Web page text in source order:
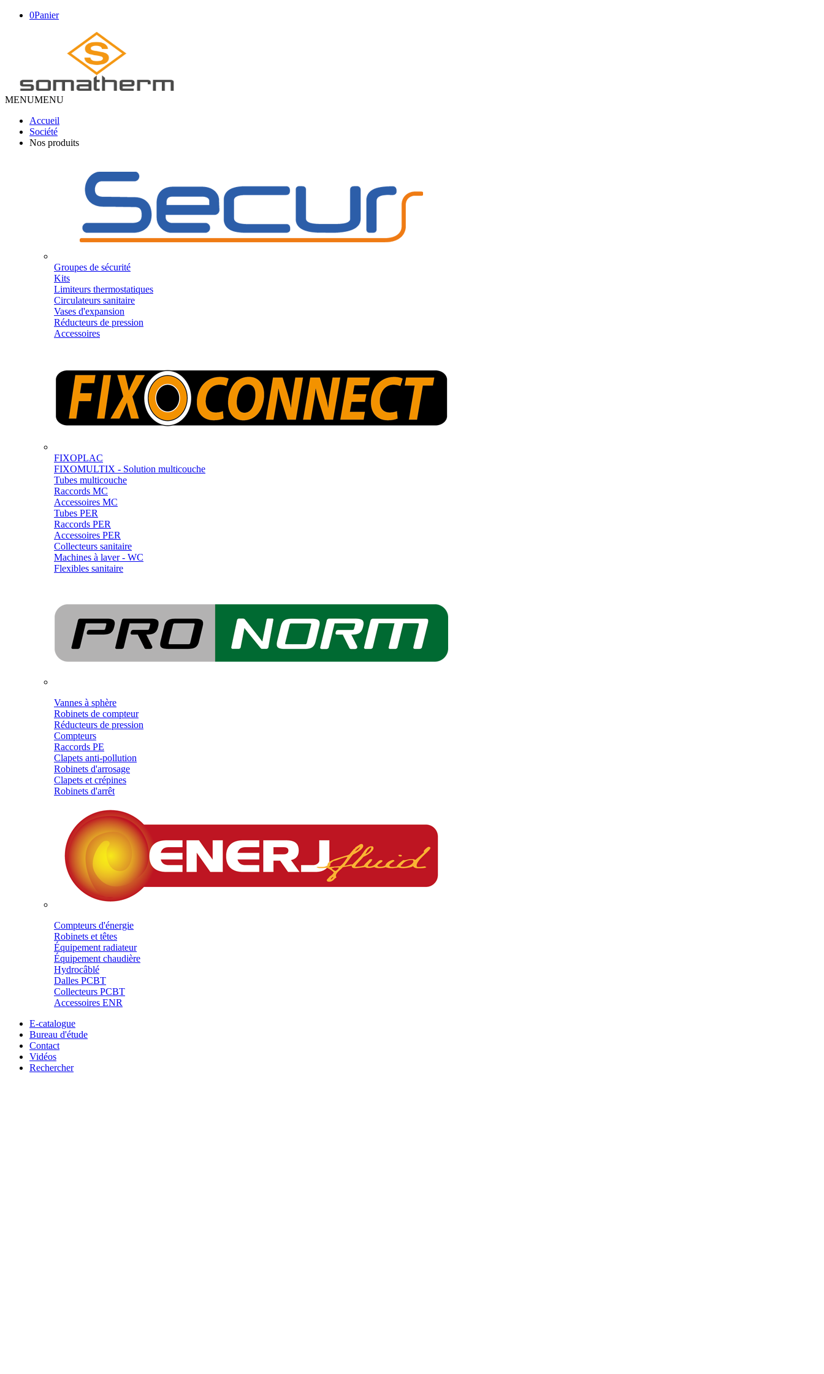
0Panier
MENUMENU
Accueil
Société
Nos produits
Groupes de sécurité
Kits
Limiteurs thermostatiques
Circulateurs sanitaire
Vases d'expansion
Réducteurs de pression
Accessoires
FIXOPLAC
FIXOMULTIX - Solution multicouche
Tubes multicouche
Raccords MC
Accessoires MC
Tubes PER
Raccords PER
Accessoires PER
Collecteurs sanitaire
Machines à laver - WC
Flexibles sanitaire
Vannes à sphère
Robinets de compteur
Réducteurs de pression
Compteurs
Raccords PE
Clapets anti-pollution
Robinets d'arrosage
Clapets et crépines
Robinets d'arrêt
Compteurs d'énergie
Robinets et têtes
Équipement radiateur
Équipement chaudière
Hydrocâblé
Dalles PCBT
Collecteurs PCBT
Accessoires ENR
E-catalogue
Bureau d'étude
Contact
Vidéos
Rechercher